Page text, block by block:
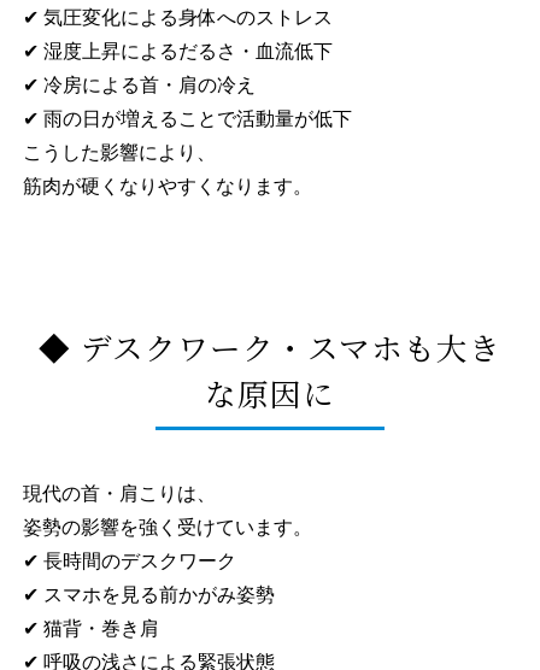
✔ 気圧変化による身体へのストレス
✔ 湿度上昇によるだるさ・血流低下
✔ 冷房による首・肩の冷え
✔ 雨の日が増えることで活動量が低下
こうした影響により、
筋肉が硬くなりやすくなります。
◆ デスクワーク・スマホも大き
な原因に
現代の首・肩こりは、
姿勢の影響を強く受けています。
✔ 長時間のデスクワーク
✔ スマホを見る前かがみ姿勢
✔ 猫背・巻き肩
✔ 呼吸の浅さによる緊張状態